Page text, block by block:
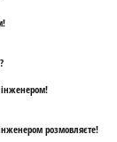
розмовляєте!